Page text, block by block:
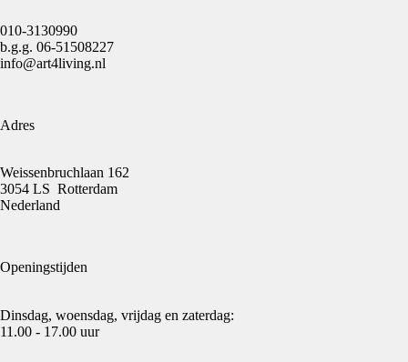
010-3130990
b.g.g. 06-51508227
info@art4living.nl
Adres
Weissenbruchlaan 162
3054 LS Rotterdam
Nederland
Openingstijden
Dinsdag, woensdag, vrijdag en zaterdag:
11.00 - 17.00 uur